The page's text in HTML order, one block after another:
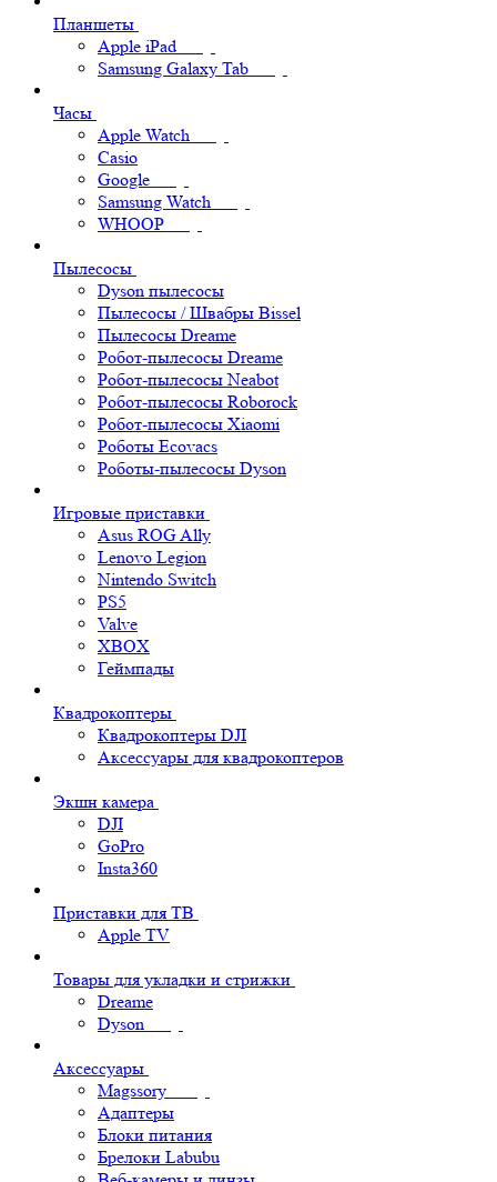
Планшеты
Apple iPad
Samsung Galaxy Tab
Часы
Apple Watch
Casio
Google
Samsung Watch
WHOOP
Пылесосы
Dyson пылесосы
Пылесосы / Швабры Bissel
Пылесосы Dreame
Робот-пылесосы Dreame
Робот-пылесосы Neabot
Робот-пылесосы Roborock
Робот-пылесосы Xiaomi
Роботы Ecovacs
Роботы-пылесосы Dyson
Игровые приставки
Asus ROG Ally
Lenovo Legion
Nintendo Switch
PS5
Valve
XBOX
Геймпады
Квадрокоптеры
Квадрокоптеры DJI
Аксессуары для квадрокоптеров
Экшн камера
DJI
GoPro
Insta360
Приставки для ТВ
Apple TV
Товары для укладки и стрижки
Dreame
Dyson
Аксессуары
Magssory
Адаптеры
Блоки питания
Брелоки Labubu